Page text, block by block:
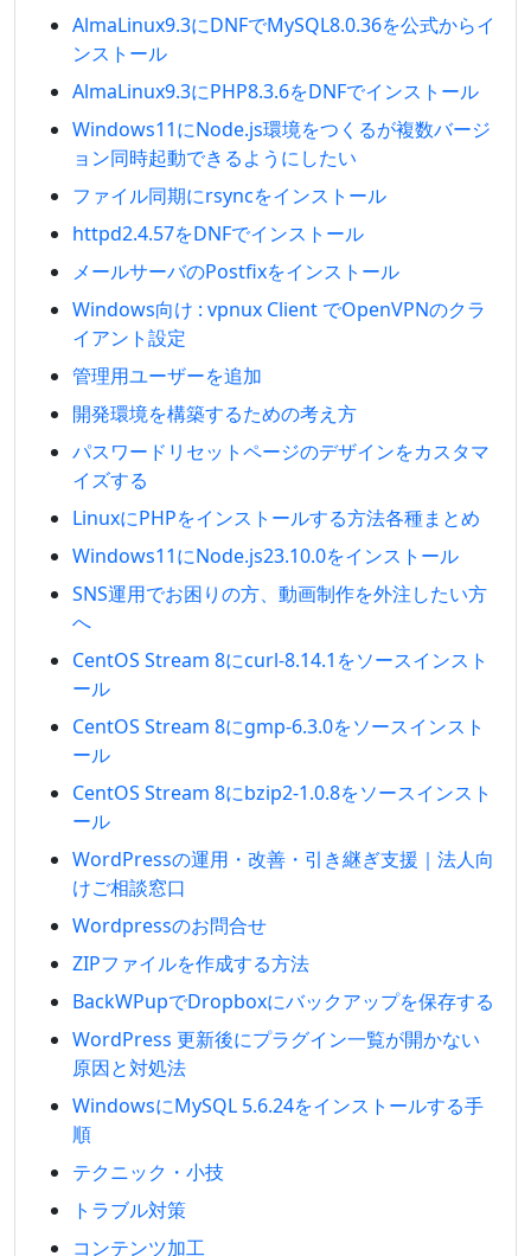
AlmaLinux9.3にDNFでMySQL8.0.36を公式からイ
ンストール
AlmaLinux9.3にPHP8.3.6をDNFでインストール
Windows11にNode.js環境をつくるが複数バージ
ョン同時起動できるようにしたい
ファイル同期にrsyncをインストール
httpd2.4.57をDNFでインストール
メールサーバのPostfixをインストール
Windows向け : vpnux Client でOpenVPNのクラ
イアント設定
管理用ユーザーを追加
開発環境を構築するための考え方
パスワードリセットページのデザインをカスタマ
イズする
LinuxにPHPをインストールする方法各種まとめ
Windows11にNode.js23.10.0をインストール
SNS運用でお困りの方、動画制作を外注したい方
へ
CentOS Stream 8にcurl-8.14.1をソースインスト
ール
CentOS Stream 8にgmp-6.3.0をソースインスト
ール
CentOS Stream 8にbzip2-1.0.8をソースインスト
ール
WordPressの運用・改善・引き継ぎ支援｜法人向
けご相談窓口
Wordpressのお問合せ
ZIPファイルを作成する方法
BackWPupでDropboxにバックアップを保存する
WordPress 更新後にプラグイン一覧が開かない
原因と対処法
WindowsにMySQL 5.6.24をインストールする手
順
テクニック・小技
トラブル対策
コンテンツ加工